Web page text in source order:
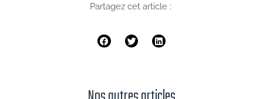
Partagez cet article :